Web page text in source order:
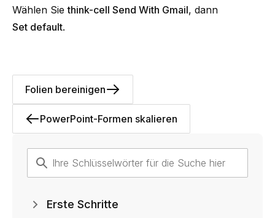
Wählen Siethink-cell Send With Gmail, dann
Set default.
PowerPoint-Formen skalieren
Folien bereinigen
Erste Schritte